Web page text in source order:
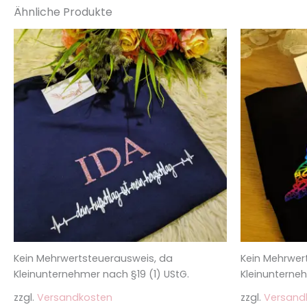
Ähnliche Produkte
Kein Mehrwertsteuerausweis, da
Kleinunternehmer nach §19 (1) UStG.
zzgl. Versandkosten
Dieses
Produkt
weist
mehrere
Varianten
auf.
Optionen
können
Produktseite
gewählt
werden
Kein
zzgl.